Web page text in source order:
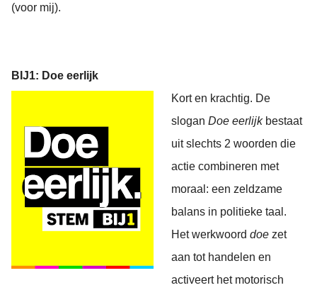
(voor mij).
BIJ1: Doe eerlijk
Kort en krachtig. De
slogan Doe eerlijkbestaat
uit slechts 2 woorden die
actie combineren met
moraal: een zeldzame
balans in politieke taal.
Het werkwoord doe zet
aan tot handelen en
activeert het motorisch